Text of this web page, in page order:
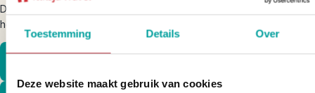
Toestemming Details Over
Deze website maakt gebruik van cookies
Deze
hebben!